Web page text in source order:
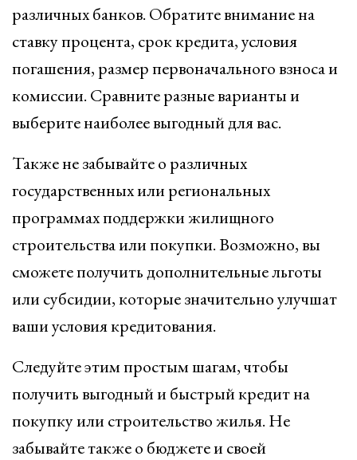
различных банков. Обратите внимание на
ставку процента, срок кредита, условия
погашения, размер первоначального взноса и
комиссии. Сравните разные варианты и
выберите наиболее выгодный для вас.
Также не забывайте о различных
государственных или региональных
программах поддержки жилищного
строительства или покупки. Возможно, вы
сможете получить дополнительные льготы
или субсидии, которые значительно улучшат
ваши условия кредитования.
Следуйте этим простым шагам, чтобы
получить выгодный и быстрый кредит на
покупку или строительство жилья. Не
забывайте также о бюджете и своей